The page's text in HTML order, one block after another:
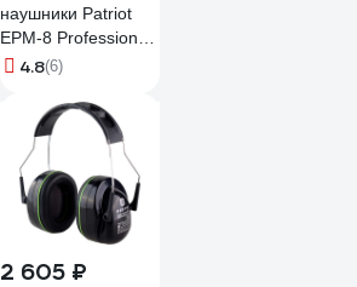
наушники Patriot
EPM-8 Professional
880124385
4.8(6)
2 605 ₽